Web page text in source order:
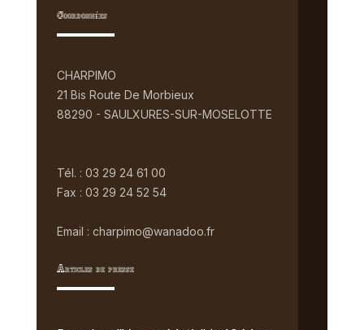
Coordonnées
CHARPIMO
21 Bis Route De Morbieux
88290 - SAULXURES-SUR-MOSELOTTE
Tél. : 03 29 24 61 00
Fax : 03 29 24 52 54
Email : charpimo@wanadoo.fr
Articles de presse